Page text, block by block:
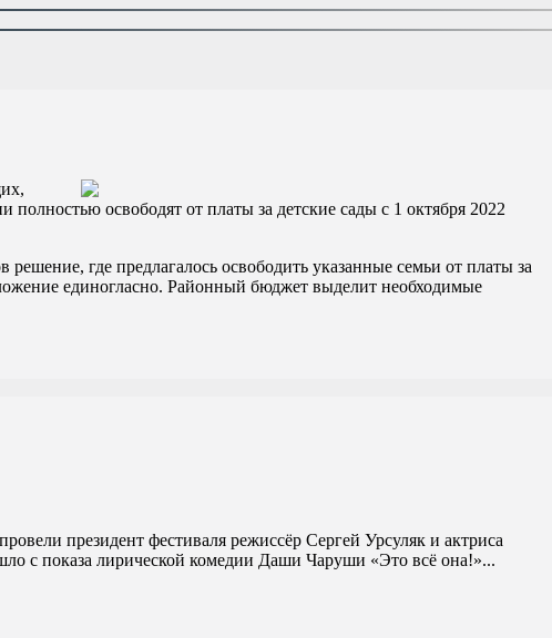
освободят от платы за детские сады с 1 октября 2022
где предлагалось освободить указанные семьи от платы за
единогласно. Районный бюджет выделит необходимые
президент фестиваля режиссёр Сергей Урсуляк и актриса
с показа лирической комедии Даши Чаруши «Это всё она!»...